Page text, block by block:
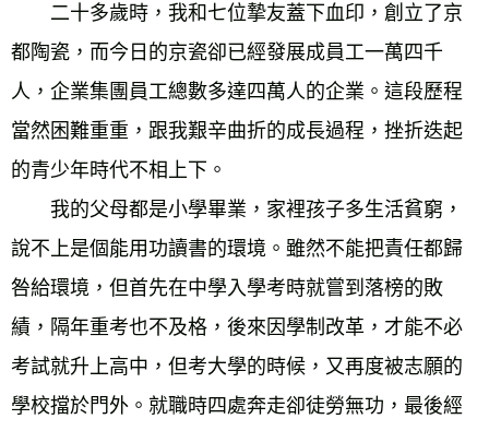
二十多歲時，我和七位摯友蓋下血印，創立了京
都陶瓷，而今日的京瓷卻已經發展成員工一萬四千
人，企業集團員工總數多達四萬人的企業。這段歷程
當然困難重重，跟我艱辛曲折的成長過程，挫折迭起
的青少年時代不相上下。
我的父母都是小學畢業，家裡孩子多生活貧窮，
說不上是個能用功讀書的環境。雖然不能把責任都歸
咎給環境，但首先在中學入學考時就嘗到落榜的敗
績，隔年重考也不及格，後來因學制改革，才能不必
考試就升上高中，但考大學的時候，又再度被志願的
學校擋於門外。就職時四處奔走卻徒勞無功，最後經